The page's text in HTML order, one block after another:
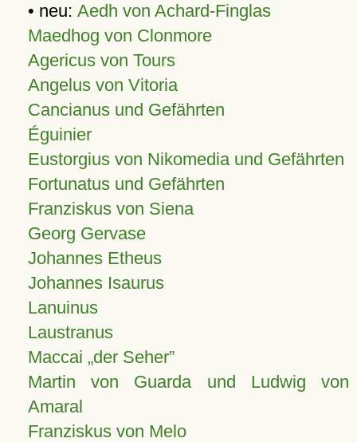
• neu: Aedh von Achard-Finglas
Maedhog von Clonmore
Agericus von Tours
Angelus von Vitoria
Cancianus und Gefährten
Éguinier
Eustorgius von Nikomedia und Gefährten
Fortunatus und Gefährten
Franziskus von Siena
Georg Gervase
Johannes Etheus
Johannes Isaurus
Lanuinus
Laustranus
Maccai „der Seher”
Martin von Guarda und Ludwig von
Amaral
Franziskus von Melo